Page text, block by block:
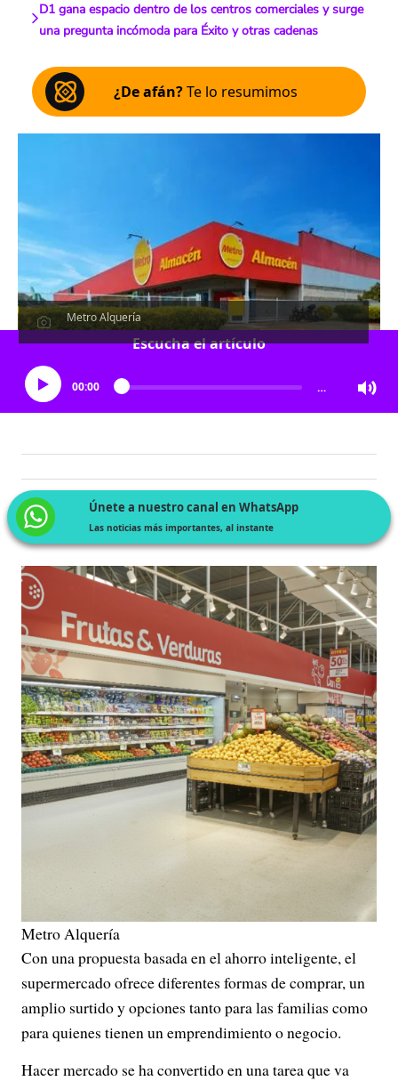
D1 gana espacio dentro de los centros comerciales y surge
una pregunta incómoda para Éxito y otras cadenas
¿De afán?Te lo resumimos
Metro Alquería
Escucha el artículo
00:00 …
Únete a nuestro canal en WhatsApp
Las noticias más importantes, al instante
Metro Alquería
Con una propuesta basada en el ahorro inteligente, el
supermercado ofrece diferentes formas de comprar, un
amplio surtido y opciones tanto para las familias como
para quienes tienen un emprendimiento o negocio.
Hacer mercado se ha convertido en una tarea que va